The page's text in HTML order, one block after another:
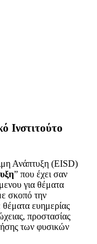
Ινστιτούτο
Ανάπτυξη (EISD)
” που έχει σαν
για θέματα
σκοπό την
ευημερίας
προστασίας
των φυσικών